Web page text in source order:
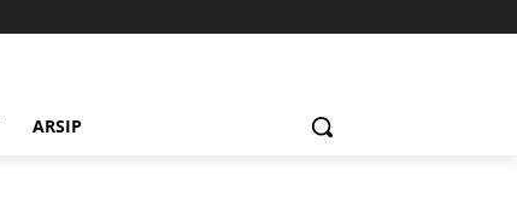
ARSIP